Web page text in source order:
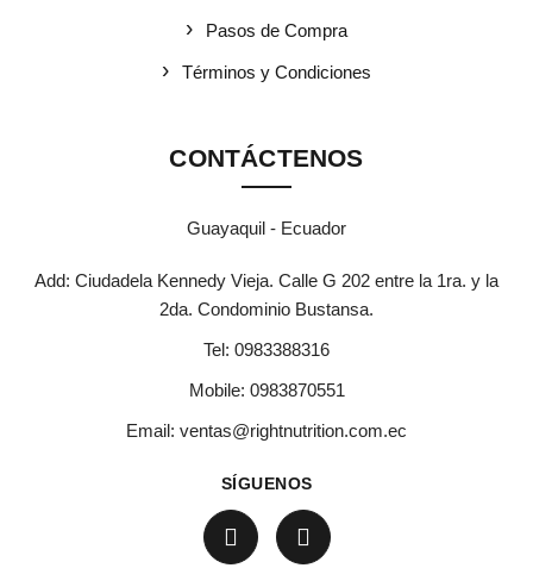
Pasos de Compra
Términos y Condiciones
CONTÁCTENOS
Guayaquil - Ecuador
Add: Ciudadela Kennedy Vieja. Calle G 202 entre la 1ra. y la
2da. Condominio Bustansa.
Tel: 0983388316
Mobile: 0983870551
Email: ventas@rightnutrition.com.ec
SÍGUENOS